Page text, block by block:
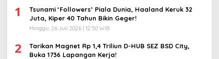
1
Tsunami ‘Followers’ Piala Dunia, Haaland Keruk 32
Juta, Kiper 40 Tahun Bikin Geger!
Minggu, 26 Juli 2026 | 12:50 WIB
2
Tarikan Magnet Rp 1,4 Triliun D-HUB SEZ BSD City,
Buka 1736 Lapangan Kerja!